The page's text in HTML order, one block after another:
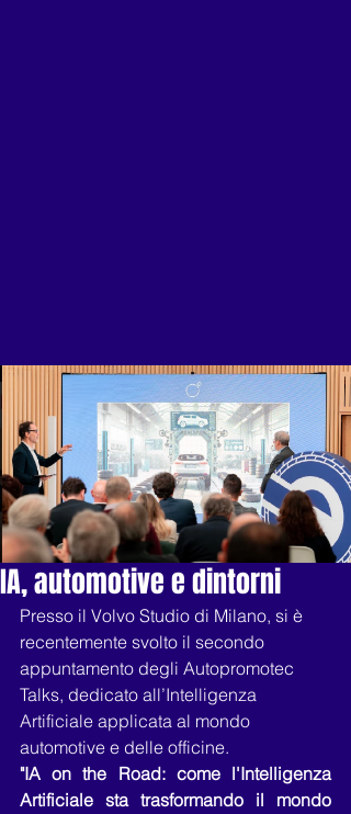
IA, automotive e dintorni
Presso il Volvo Studio di Milano, si è
recentemente svolto il secondo
appuntamento degli Autopromotec
Talks, dedicato all’Intelligenza
Artificiale applicata al mondo
automotive e delle officine.
"IA on the Road: come l'Intelligenza
Artificiale sta trasformando il mondo